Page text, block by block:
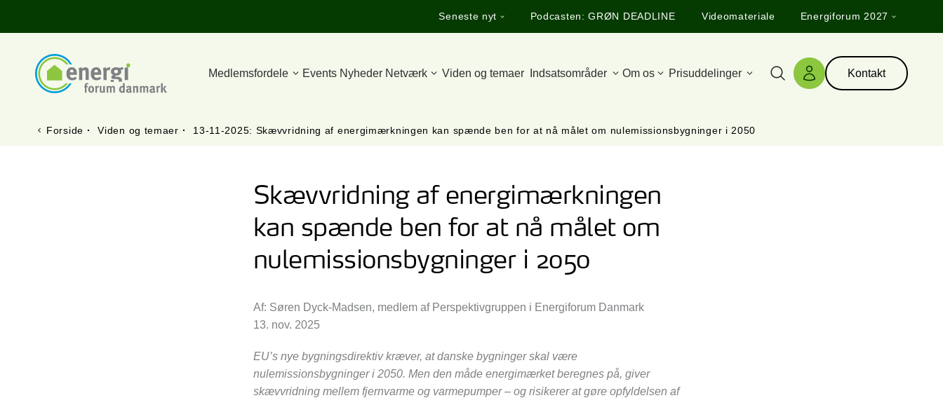
Seneste nyt Podcasten: GRØN DEADLINE Videomateriale Energiforum 2027
Medlemsfordele Events Nyheder Netværk Viden og temaer Indsatsområder Om os Prisuddelinger
Søg Log ind
Kontakt
Forside · Viden og temaer · 13-11-2025: Skævvridning af energimærkningen kan spænde ben for at nå målet om nulemissionsbygninger i 2050
Skævvridning af energimærkningen
kan spænde ben for at nå målet om
nulemissionsbygninger i 2050
Af: Søren Dyck-Madsen, medlem af Perspektivgruppen i Energiforum Danmark
13. nov. 2025
EU’s nye bygningsdirektiv kræver, at danske bygninger skal være
nulemissionsbygninger i 2050. Men den måde energimærket beregnes på, giver
skævvridning mellem fjernvarme og varmepumper – og risikerer at gøre opfyldelsen af